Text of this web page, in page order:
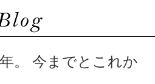
年。 今までとこれか